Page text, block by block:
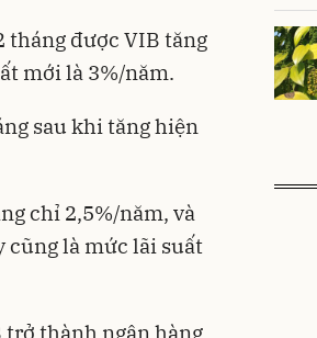
tháng được VIB tăng
mới là 3%/năm.
sau khi tăng hiện
chỉ 2,5%/năm, và
cũng là mức lãi suất
thành ngân hàng